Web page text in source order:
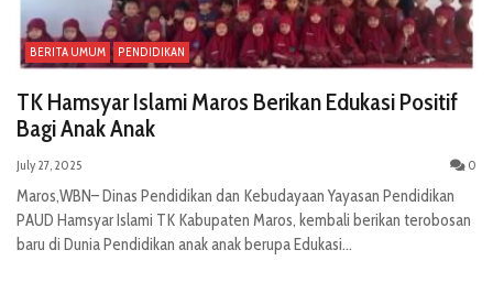
BERITA UMUM PENDIDIKAN
TK Hamsyar Islami Maros Berikan Edukasi Positif
Bagi Anak Anak
July 27, 2025 0
Maros,WBN– Dinas Pendidikan dan Kebudayaan Yayasan Pendidikan
PAUD Hamsyar Islami TK Kabupaten Maros, kembali berikan terobosan
baru di Dunia Pendidikan anak anak berupa Edukasi...